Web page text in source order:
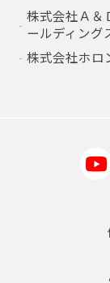
株式会社Ａ＆
ールディング
株式会社ホロ